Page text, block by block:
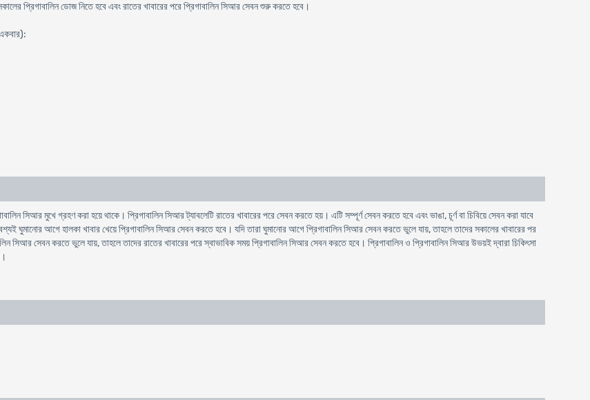
প্রিগাবালিন ডোজ নিতে হবে এবং রাতের খাবারের পরে প্রিগাবালিন সিআর সেবন শুরু করতে হবে।
সিআর মুখে গ্রহণ করা হয়ে থাকে। প্রিগাবালিন সিআর ট্যাবলেটি রাতের খাবারের পরে সেবন করতে হয়। এটি সম্পূর্ণ সেবন করতে হবে এবং ভাঙা, চূর্ণ বা চিবিয়ে সেবন করা যাবে
ঘুমানোর আগে হালকা খাবার খেয়ে প্রিগাবালিন সিআর সেবন করতে হবে। যদি তারা ঘুমানোর আগে প্রিগাবালিন সিআর সেবন করতে ভুলে যায়, তাহলে তাদের সকালের খাবারের পর
সিআর সেবন করতে ভুলে যায়, তাহলে তাদের রাতের খাবারের পরে স্বাভাবিক সময় প্রিগাবালিন সিআর সেবন করতে হবে। প্রিগাবালিন ও প্রিগাবালিন সিআর উভয়ই দ্বারা চিকিৎসা